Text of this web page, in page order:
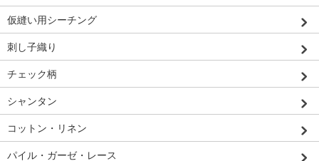
仮縫い用シーチング
刺し子織り
チェック柄
シャンタン
コットン・リネン
パイル・ガーゼ・レース